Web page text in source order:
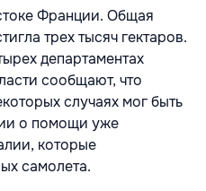
Франции. Общая
трех тысяч гектаров.
департаментах
сообщают, что
случаях мог быть
о помощи уже
которые
самолета.